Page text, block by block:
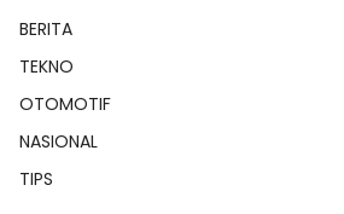
BERITA
TEKNO
OTOMOTIF
NASIONAL
TIPS